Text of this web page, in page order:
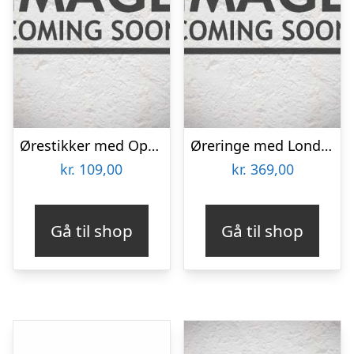
Ørestikker med Opal – 4.5 x 6 mm – pr par
kr. 109,00
Gå til shop
Øreringe med London Blå Topas – 26mm – pr par
kr. 369,00
Gå til shop